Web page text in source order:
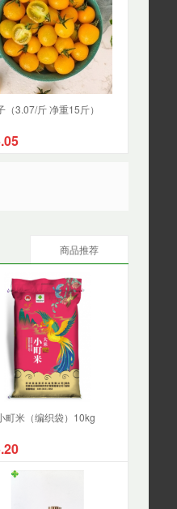
小柿子（3.07/斤 净重15斤）
商品推荐
町米（编织袋）10kg